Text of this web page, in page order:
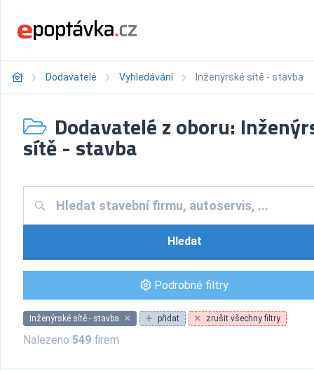
Dodavatelé Vyhledávání Inženýrské sítě - stavba
Dodavatelé z oboru:
sítě - stavba
Hledat
Podrobné filtry
Inženýrské sítě - stavba přidat zrušit všechny filtry
Nalezeno 549 firem